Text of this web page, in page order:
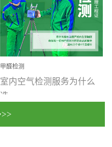
车的甲醛超标问题更为严
重。汽车的空间范围小，
配件、皮具、装饰多，这
些都是汽...
甲醛检测
室内空气检测服务为什么
选...